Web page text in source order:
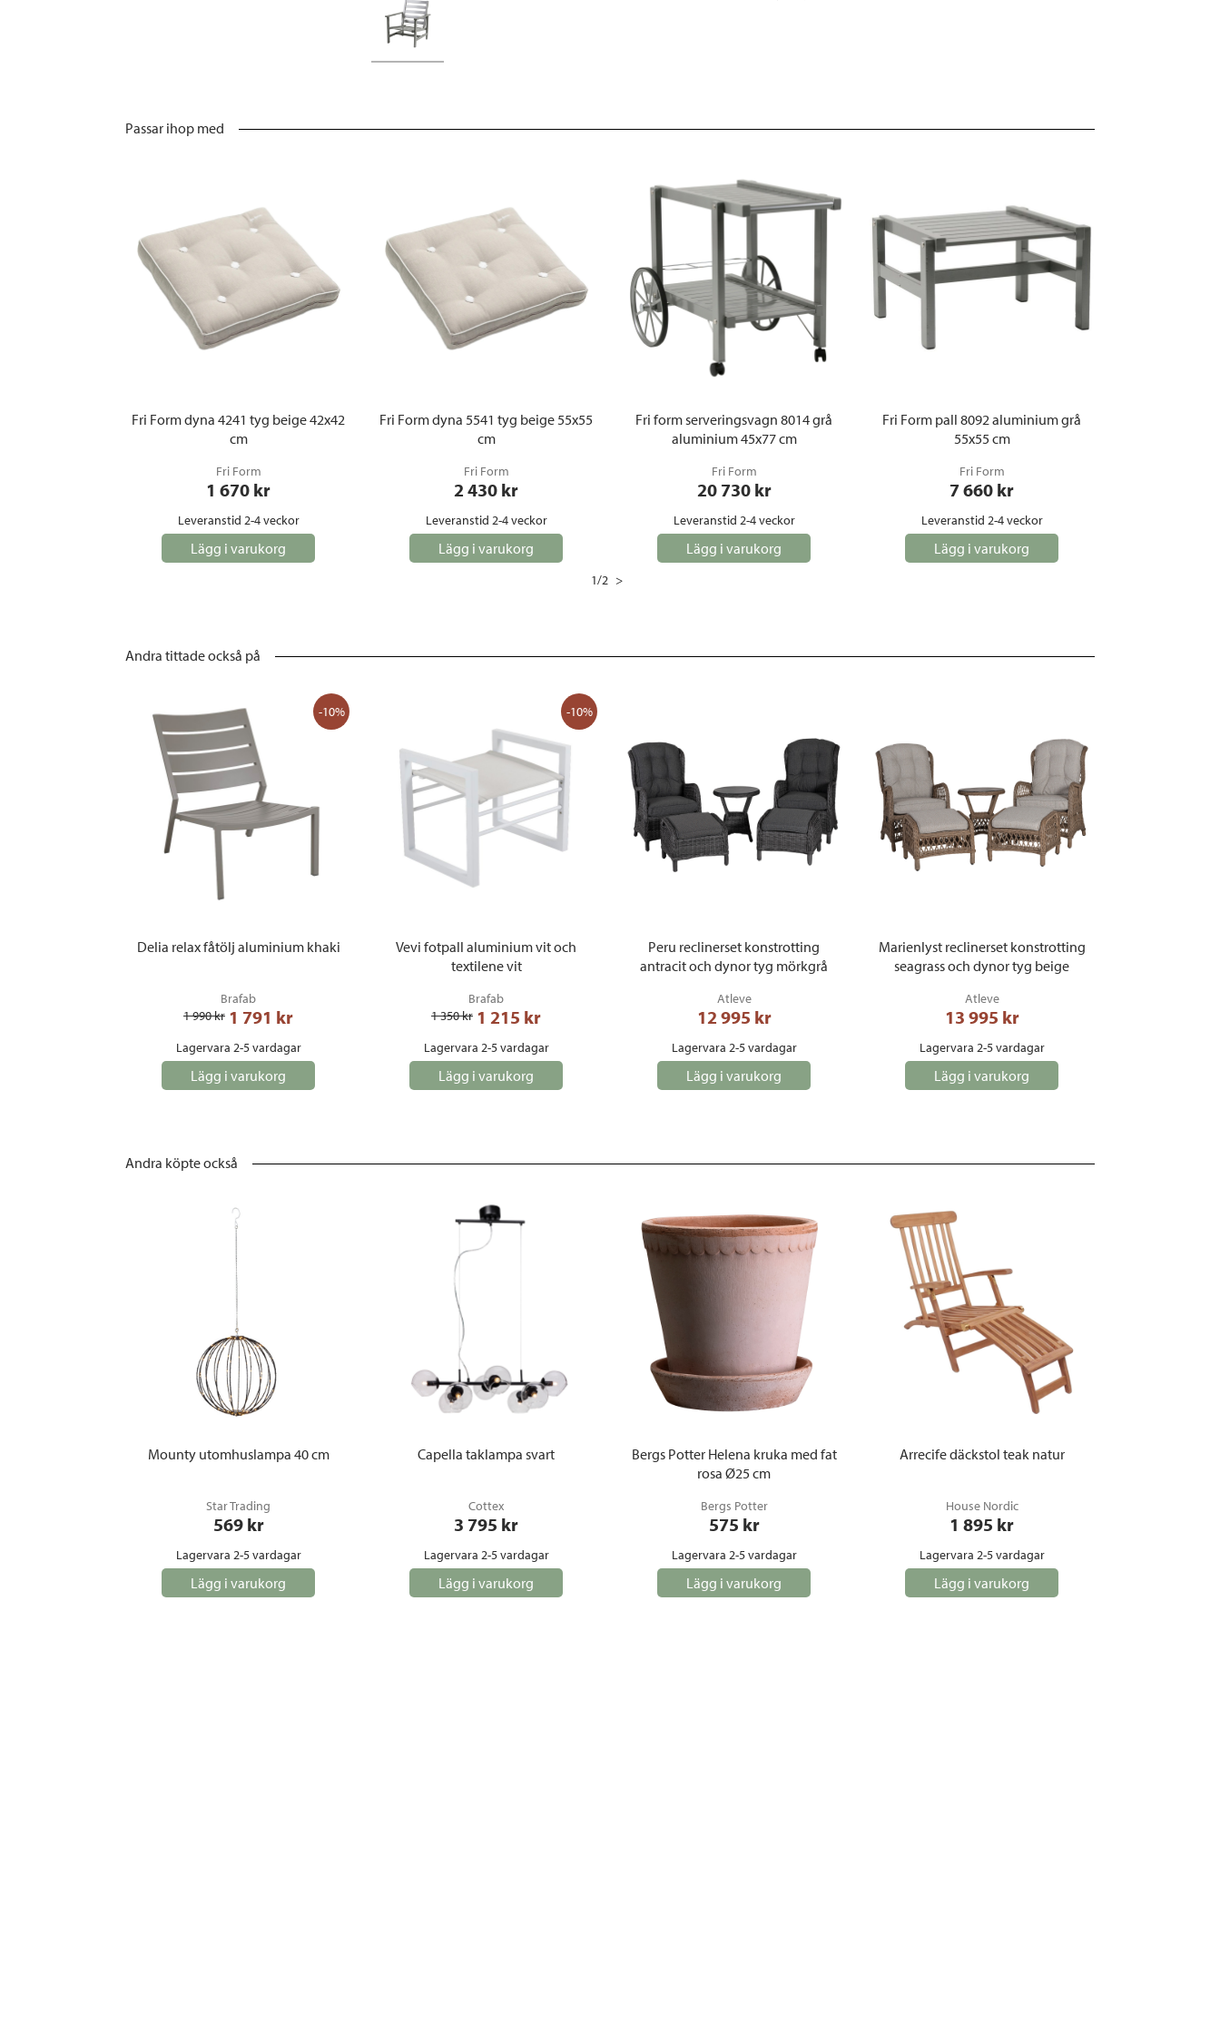
Passar ihop med
Fri Form dyna 4241 tyg beige 42x42
cm
Fri Form
1 670 kr
Leveranstid 2-4 veckor
Lägg i varukorg
Fri Form dyna 5541 tyg beige 55x55
cm
Fri Form
2 430 kr
Leveranstid 2-4 veckor
Lägg i varukorg
Fri form serveringsvagn 8014 grå
aluminium 45x77 cm
Fri Form
20 730 kr
Leveranstid 2-4 veckor
Lägg i varukorg
Fri Form pall 8092 aluminium grå
55x55 cm
Fri Form
7 660 kr
Leveranstid 2-4 veckor
Lägg i varukorg
1/2 >
Andra tittade också på
-10%
Delia relax fåtölj aluminium khaki
Brafab
1 990 kr 1 791 kr
Lagervara 2-5 vardagar
Lägg i varukorg
-10%
Vevi fotpall aluminium vit och
textilene vit
Brafab
1 350 kr 1 215 kr
Lagervara 2-5 vardagar
Lägg i varukorg
Peru reclinerset konstrotting
antracit och dynor tyg mörkgrå
Atleve
12 995 kr
Lagervara 2-5 vardagar
Lägg i varukorg
Marienlyst reclinerset konstrotting
seagrass och dynor tyg beige
Atleve
13 995 kr
Lagervara 2-5 vardagar
Lägg i varukorg
Andra köpte också
Mounty utomhuslampa 40 cm
Star Trading
569 kr
Lagervara 2-5 vardagar
Lägg i varukorg
Capella taklampa svart
Cottex
3 795 kr
Lagervara 2-5 vardagar
Lägg i varukorg
Bergs Potter Helena kruka med fat
rosa Ø25 cm
Bergs Potter
575 kr
Lagervara 2-5 vardagar
Lägg i varukorg
Arrecife däckstol teak natur
House Nordic
1 895 kr
Lagervara 2-5 vardagar
Lägg i varukorg